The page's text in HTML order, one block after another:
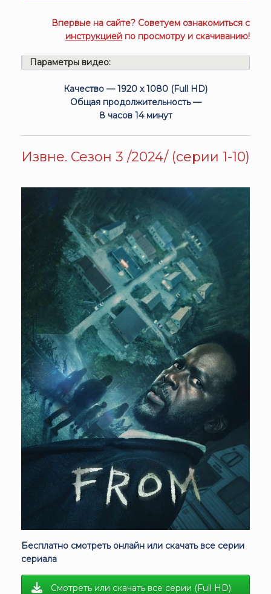
Впервые на сайте? Советуем ознакомиться с
инструкцией по просмотру и скачиванию!
Параметры видео:
Качество — 1920 x 1080 (Full HD)
Общая продолжительность —
8 часов 14 минут
Извне. Сезон 3 /2024/ (серии 1-10)
Бесплатно смотреть онлайн или скачать все серии
сериала
Смотреть или скачать все серии (Full HD)